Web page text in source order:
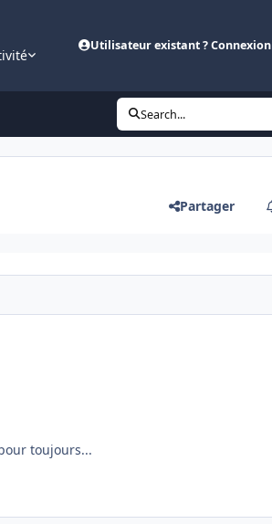
Utilisateur existant ? Connexion
Search...
Partager
toujours...